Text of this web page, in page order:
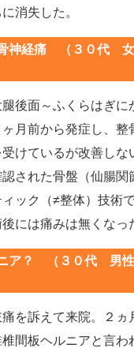
消失した。
骨神経痛 （３０代
後面～ふくらはぎに
月前から発症し、整
けているが改善しな
された骨盤（仙腸関
ック（≠整体）技術
には痛みは無くなっ
ニア？ （３０代 男
を訴えて来院。２ヵ
間板ヘルニアと言わ